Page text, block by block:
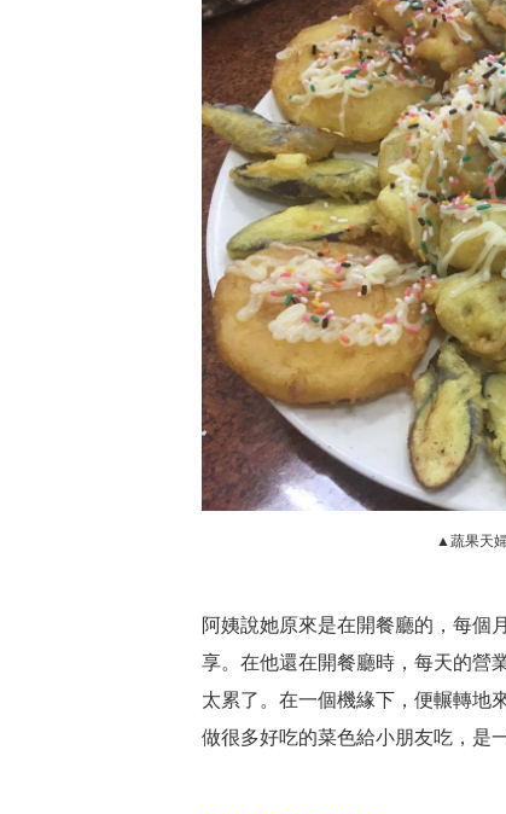
▲蔬果天
阿姨說她原來是在開餐廳的，每個
享。在他還在開餐廳時，每天的營
太累了。在一個機緣下，便輾轉地
做很多好吃的菜色給小朋友吃，是